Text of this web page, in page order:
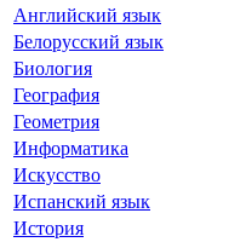
Английский язык
Белорусский язык
Биология
География
Геометрия
Информатика
Искусство
Испанский язык
История